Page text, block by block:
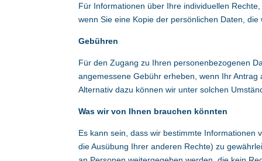
Für Informationen über Ihre individuellen
wenn Sie eine Kopie der persönlichen Daten,
Gebühren
Für den Zugang zu Ihren personenbezogenen
angemessene Gebühr erheben, wenn Ihr
Alternativ dazu können wir unter solchen
Was wir von Ihnen brauchen könnten
Es kann sein, dass wir bestimmte
die Ausübung Ihrer anderen Rechte) zu